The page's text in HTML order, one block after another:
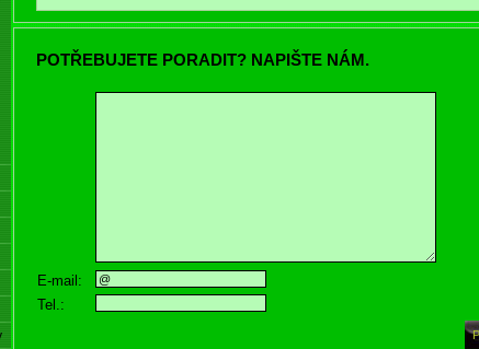
POTŘEBUJETE PORADIT? NAPIŠTE NÁM.
E-mail:
Tel.: